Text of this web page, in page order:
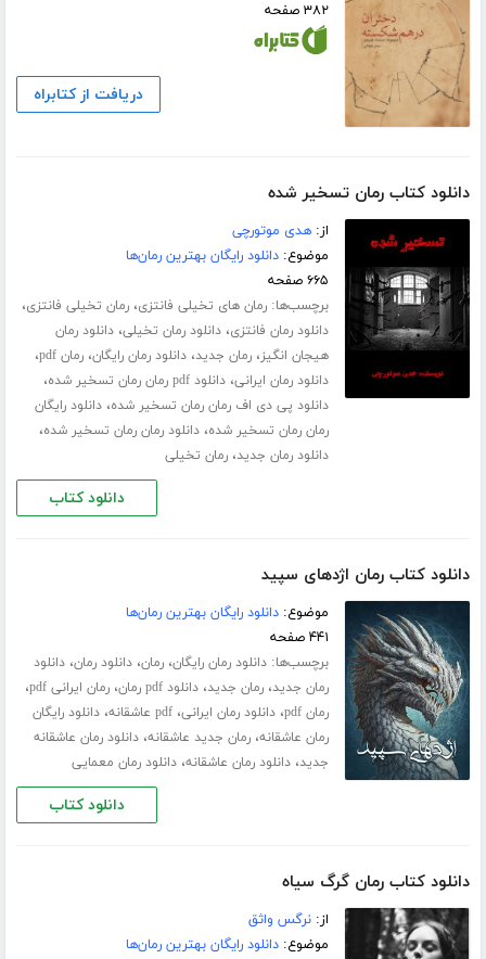
۳۸۲ صفحه
دریافت از کتابراه
دانلود کتاب رمان تسخیر شده
از:هدی موتورچی
موضوع:دانلود رایگان بهترین رمان‌ها
۶۶۵ صفحه
برچسب‌ها:رمان های تخیلی فانتزی،رمان تخیلی فانتزی،
دانلود رمان فانتزی،دانلود رمان تخیلی،دانلود رمان
هیجان انگیز،رمان جدید،دانلود رمان رایگان،رمان pdf ،
دانلود رمان ایرانی،دانلود pdf رمان رمان تسخیر شده ،
دانلود پی دی اف رمان رمان تسخیر شده،دانلود رایگان
رمان رمان تسخیر شده،دانلود رمان رمان تسخیر شده،
دانلود رمان جدید،رمان تخیلی
دانلود کتاب
دانلود کتاب رمان اژدهای سپید
موضوع:دانلود رایگان بهترین رمان‌ها
۴۴۱ صفحه
برچسب‌ها:دانلود رمان رایگان،رمان،دانلود رمان،دانلود
رمان جدید،رمان جدید،دانلود pdf رمان ،رمان ایرانی pdf ،
رمان pdf ،دانلود رمان ایرانی،pdf عاشقانه ،دانلود رایگان
رمان عاشقانه،رمان جدید عاشقانه،دانلود رمان عاشقانه
جدید،دانلود رمان عاشقانه،دانلود رمان معمایی
دانلود کتاب
دانلود کتاب رمان گرگ سیاه
از:نرگس واثق
موضوع:دانلود رایگان بهترین رمان‌ها